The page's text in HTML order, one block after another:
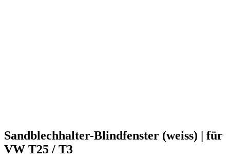
Sandblechhalter-Blindfenster (weiss) | für
VW T25 / T3